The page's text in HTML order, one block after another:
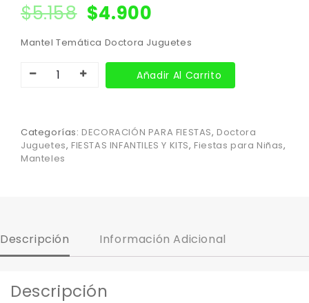
$5.158 $4.900
Mantel Temática Doctora Juguetes
Añadir Al Carrito
Categorías: DECORACIÓN PARA FIESTAS, Doctora
Juguetes, FIESTAS INFANTILES Y KITS, Fiestas para Niñas,
Manteles
Descripción Información Adicional
Descripción